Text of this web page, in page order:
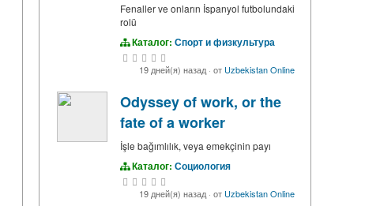
Fenaller ve onların İspanyol futbolundaki
rolü
Каталог: Спорт и физкультура
19 дней(я) назад · от Uzbekistan Online
Odyssey of work, or the
fate of a worker
İşle bağımlılık, veya emekçinin payı
Каталог: Социология
19 дней(я) назад · от Uzbekistan Online